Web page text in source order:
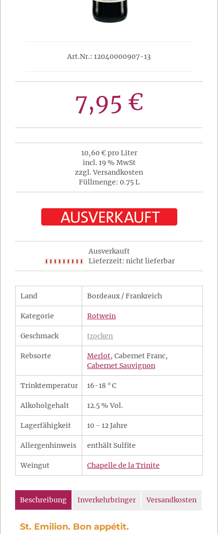
Art.Nr.: 12040000907-13
7,95 €
10,60 € pro Liter
incl. 19 % MwSt
zzgl. Versandkosten
Füllmenge: 0.75 L
Ausverkauft
Lieferzeit: nicht lieferbar
Land Bordeaux / Frankreich
Kategorie Rotwein
Geschmack trocken
Rebsorte Merlot, Cabernet Franc,
Cabernet Sauvignon
Trinktemperatur 16-18 ° C
Alkoholgehalt 12.5 % Vol.
Lagerfähigkeit 10 - 12 Jahre
Allergenhinweis enthält Sulfite
Weingut Chapelle de la Trinite
Beschreibung Inverkehrbringer Versandkosten
St. Emilion. Bon appétit.